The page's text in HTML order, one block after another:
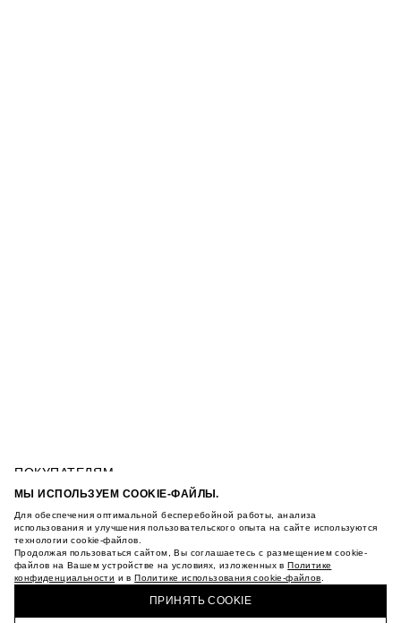
МЫ ИСПОЛЬЗУЕМ COOKIE-ФАЙЛЫ.
Для обеспечения оптимальной бесперебойной работы, анализа
использования и улучшения пользовательского опыта на сайте используются
технологии cookie-файлов.
Продолжая пользоваться сайтом, Вы соглашаетесь с размещением cookie-
файлов на Вашем устройстве на условиях, изложенных вПолитике
конфиденциальности и вПолитике использования cookie-файлов
ПРИНЯТЬ COOKIE
ПОКУПАТЕЛЯМ
УСЛОВИЯ ИСПОЛЬЗОВАНИЯ ПОДАРОЧНЫХ
ПОЛИТИКА КОНФИДЕНЦИАЛЬНОСТИ
ПОЛИТИКА COOKIE
УСЛОВИЯ ПОКУПКИ
О НАС
КАРЬЕРА
КОНТРАСТНАЯ ФУТБОЛКА С ПРИНТОМ
КУПИТЬ + ПОЛУЧИТЬ В МАГАЗИНЕ MAAG